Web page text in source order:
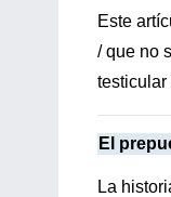
Este
/ que no
testicular
El
La